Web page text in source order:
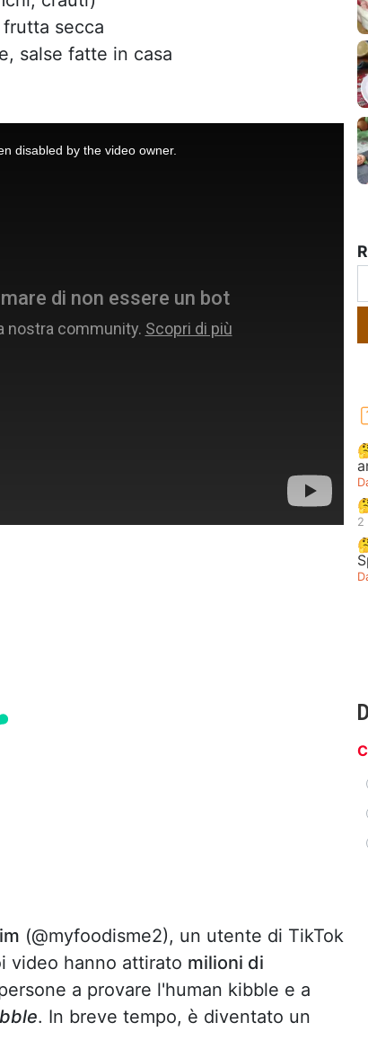
secca
salse fatte in casa
disabled by the video owner.
(@myfoodisme2), un utente di TikTok
video hanno attirato milioni di
a provare l'human kibble e a
. In breve tempo, è diventato un
2